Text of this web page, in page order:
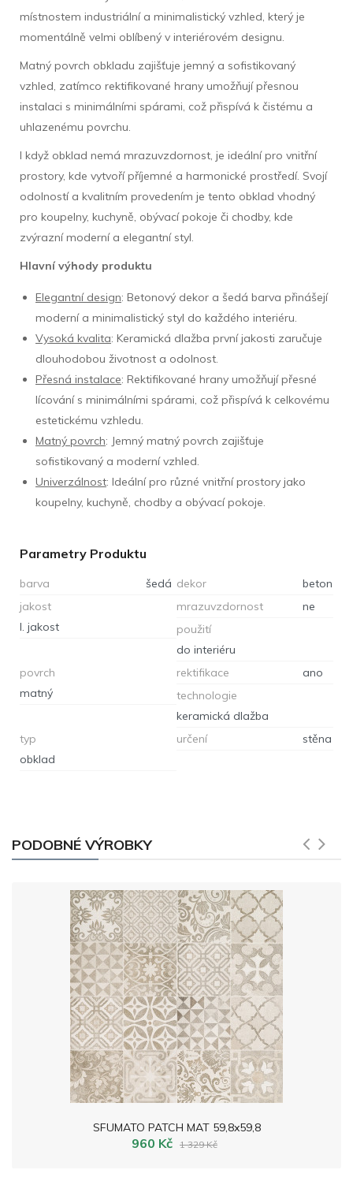
místnostem industriální a minimalistický vzhled, který je
momentálně velmi oblíbený v interiérovém designu.
Matný povrch obkladu zajišťuje jemný a sofistikovaný
vzhled, zatímco rektifikované hrany umožňují přesnou
instalaci s minimálními spárami, což přispívá k čistému a
uhlazenému povrchu.
I když obklad nemá mrazuvzdornost, je ideální pro vnitřní
prostory, kde vytvoří příjemné a harmonické prostředí. Svojí
odolností a kvalitním provedením je tento obklad vhodný
pro koupelny, kuchyně, obývací pokoje či chodby, kde
zvýrazní moderní a elegantní styl.
Hlavní výhody produktu
Elegantní design: Betonový dekor a šedá barva přinášejí
moderní a minimalistický styl do každého interiéru.
Vysoká kvalita: Keramická dlažba první jakosti zaručuje
dlouhodobou životnost a odolnost.
Přesná instalace: Rektifikované hrany umožňují přesné
lícování s minimálními spárami, což přispívá k celkovému
estetickému vzhledu.
Matný povrch: Jemný matný povrch zajišťuje
sofistikovaný a moderní vzhled.
Univerzálnost: Ideální pro různé vnitřní prostory jako
koupelny, kuchyně, chodby a obývací pokoje.
Parametry Produktu
barva šedá dekor
beton
jakost
I. jakost
mrazuvzdornost
ne
použití
do interiéru
povrch
matný
rektifikace
ano
technologie
keramická dlažba
typ
obklad
určení stěna
PODOBNÉ VÝROBKY
SFUMATO PATCH MAT 59,8x59,8
960 Kč 1 329 Kč